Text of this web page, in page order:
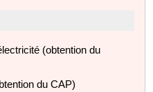
(obtention du
du CAP)